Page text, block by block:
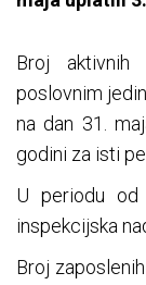
Broj aktivnih
poslovnim
na dan 31.
godini za isti
U periodu od
inspekcijska
Broj